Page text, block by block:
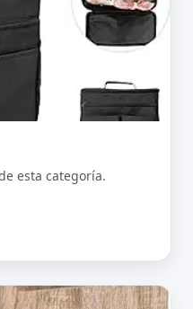
esta categoría.